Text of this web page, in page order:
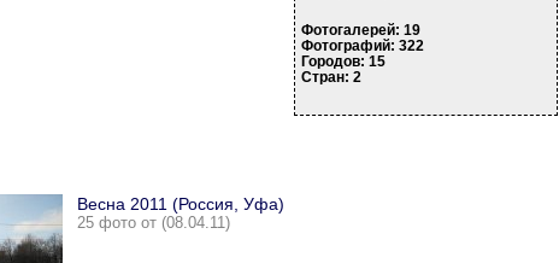
Фотогалерей: 19
Фотографий: 322
Городов: 15
Стран: 2
Весна 2011 (Россия, Уфа)
25 фото от (08.04.11)